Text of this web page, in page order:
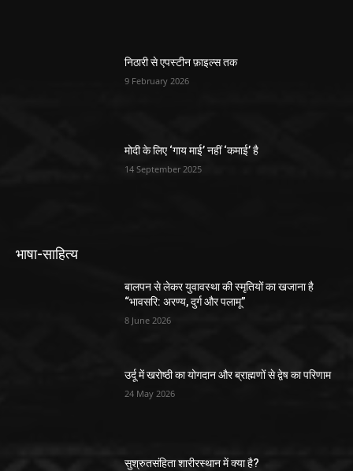
निठारी से एपस्टीन फ़ाइल्स तक
9 February 2026
मोदी के लिए ‘गाय माई’ नहीं ‘कमाई’ है
14 September 2025
भाषा-साहित्य
बालपन से लेकर युवावस्था की स्मृतियों का खजाना है
“भावसरि: अरण्य, दुर्ग और पलामू”
8 June 2026
उर्दू में खरोष्ठी का योगदान और ब्राह्मणों से द्वेष का परिणाम
24 May 2026
सुश्रुतसंहिता शारीरस्थान में क्या है?